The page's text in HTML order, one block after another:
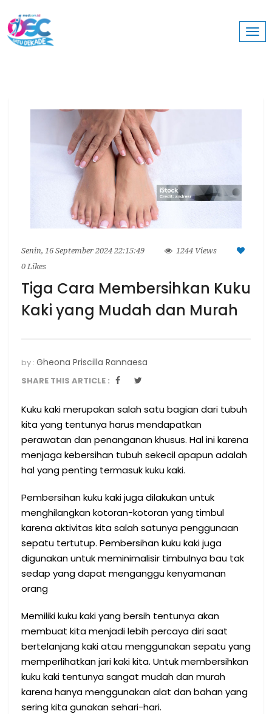
Senin, 16 September 2024 22:15:49
1244 Views
0 Likes
Tiga Cara Membersihkan Kuku
Kaki yang Mudah dan Murah
by : Gheona Priscilla Rannaesa
SHARE THIS ARTICLE :
Kuku kaki merupakan salah satu bagian dari tubuh
kita yang tentunya harus mendapatkan
perawatan dan penanganan khusus. Hal ini karena
menjaga kebersihan tubuh sekecil apapun adalah
hal yang penting termasuk kuku kaki.
Pembersihan kuku kaki juga dilakukan untuk
menghilangkan kotoran-kotoran yang timbul
karena aktivitas kita salah satunya penggunaan
sepatu tertutup. Pembersihan kuku kaki juga
digunakan untuk meminimalisir timbulnya bau tak
sedap yang dapat menganggu kenyamanan
orang
Memiliki kuku kaki yang bersih tentunya akan
membuat kita menjadi lebih percaya diri saat
bertelanjang kaki atau menggunakan sepatu yang
memperlihatkan jari kaki kita. Untuk membersihkan
kuku kaki tentunya sangat mudah dan murah
karena hanya menggunakan alat dan bahan yang
sering kita gunakan sehari-hari.